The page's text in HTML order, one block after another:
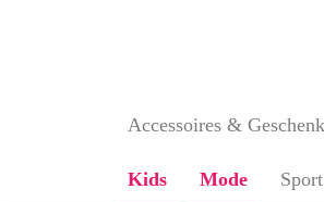
Accessoires &
Kids Mode